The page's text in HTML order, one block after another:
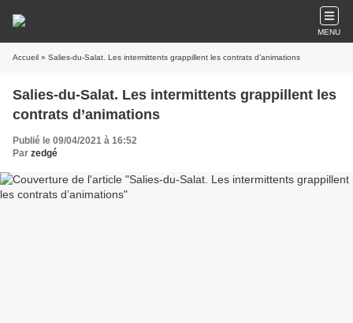
MENU
Accueil » Salies-du-Salat. Les intermittents grappillent les contrats d’animations
Salies-du-Salat. Les intermittents grappillent les
contrats d’animations
Publié le 09/04/2021 à 16:52
Par zedgé